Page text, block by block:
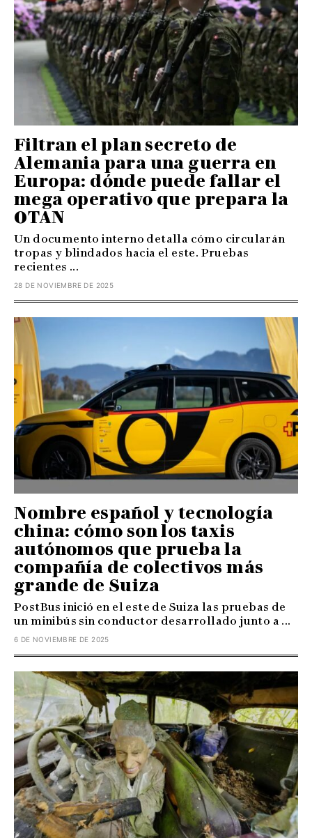
Filtran el plan secreto de
Alemania para una guerra en
Europa: dónde puede fallar el
mega operativo que prepara la
OTAN
Un documento interno detalla cómo circularán
tropas y blindados hacia el este. Pruebas
recientes ...
28 DE NOVIEMBRE DE 2025
Nombre español y tecnología
china: cómo son los taxis
autónomos que prueba la
compañía de colectivos más
grande de Suiza
PostBus inició en el este de Suiza las pruebas de
un minibús sin conductor desarrollado junto a ...
6 DE NOVIEMBRE DE 2025